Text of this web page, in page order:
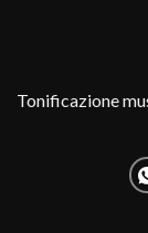
Tonificazione